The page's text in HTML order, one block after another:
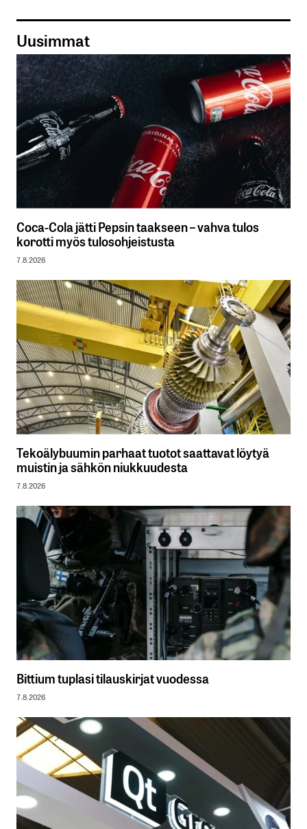
Uusimmat
Coca-Cola jätti Pepsin taakseen – vahva tulos
korotti myös tulosohjeistusta
7.8.2026
Tekoälybuumin parhaat tuotot saattavat löytyä
muistin ja sähkön niukkuudesta
7.8.2026
Bittium tuplasi tilauskirjat vuodessa
7.8.2026